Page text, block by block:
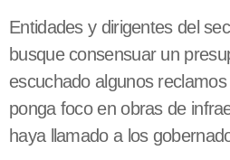
Entidades y dirigentes del
busque consensuar un
escuchado algunos
ponga foco en obras de
haya llamado a los